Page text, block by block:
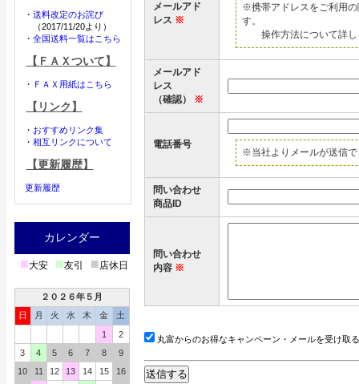
・ 送料改定のお詫び
（2017/11/20より）
・ 全国送料一覧はこちら
【ＦＡＸついて】
・ ＦＡＸ用紙はこちら
【リンク】
・ おすすめリンク集
・ 相互リンクについて
【更新履歴】
更新履歴
カレンダー
■大安 ■友引 ■店休日
２０２６年５月
日
月 火 水 木 金
土
1
2
3
4 5 6 7 8
9
10
11 12 13 14 15
16
メールアド
レス ※
※携帯アドレスをご利用
す。
操作方法について詳し
メールアド
レス
（確認）
※
電話番号
※当社よりメールが送信
問い合わせ
商品ID
問い合わせ
内容※
丸富からのお得なキャンペーン・メールを受け取る